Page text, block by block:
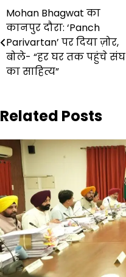
navigation
Mohan Bhagwat का
कानपुर दौरा: ‘Panch
Parivartan’ पर दिया ज़ोर,
बोले- “हर घर तक पहुंचे संघ
का साहित्य”
Related Posts